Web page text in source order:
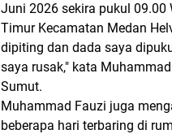
Juni 2026 sekira pukul 09.00
Timur Kecamatan Medan
dipiting dan dada saya
saya rusak," kata
Sumut.
Muhammad Fauzi juga
beberapa hari terbaring di